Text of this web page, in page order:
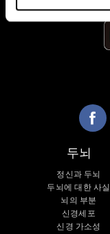
두뇌
정신과 두뇌
두뇌에 대한 사실
뇌의 부분
신경세포
신경 가소성